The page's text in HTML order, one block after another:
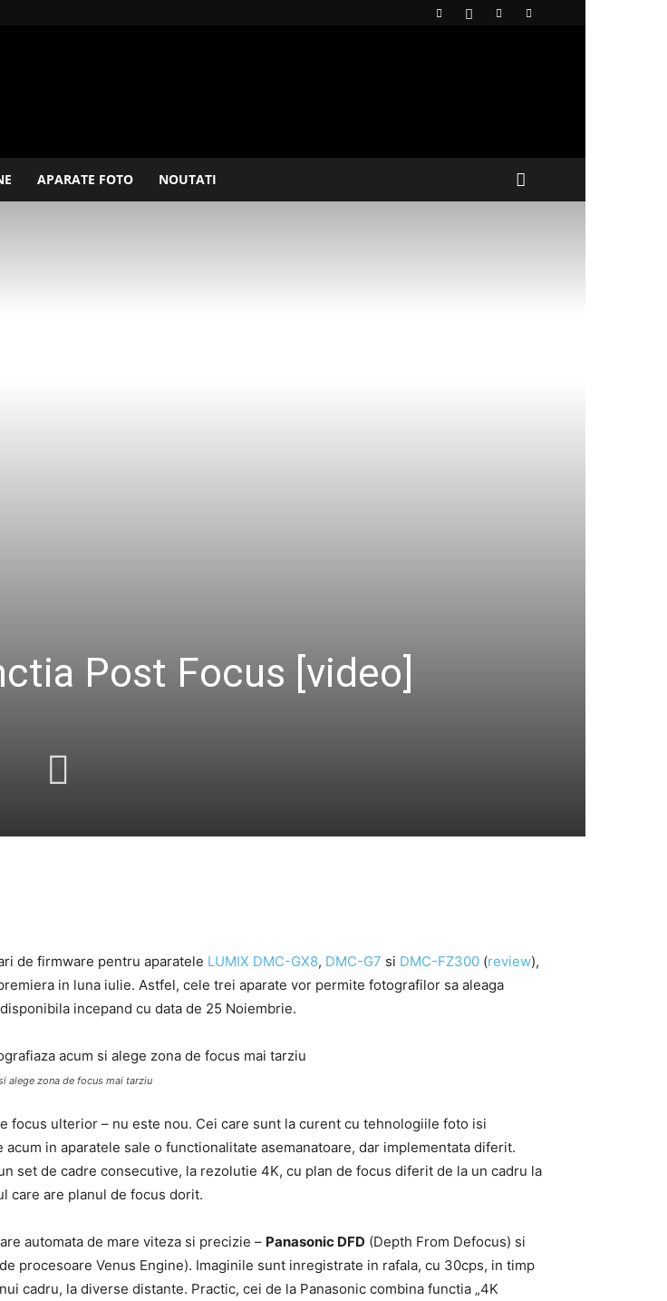
APARATE FOTO NOUTATI
Post Focus [video]
de firmware pentru aparatele LUMIX DMC-GX8, DMC-G7 si DMC-FZ300 (review),
in luna iulie. Astfel, cele trei aparate vor permite fotografilor sa aleaga
incepand cu data de 25 Noiembrie.
alege zona de focus mai tarziu
focus ulterior – nu este nou. Cei care sunt la curent cu tehnologiile foto isi
acum in aparatele sale o functionalitate asemanatoare, dar implementata diferit.
set de cadre consecutive, la rezolutie 4K, cu plan de focus diferit de la un cadru la
care are planul de focus dorit.
automata de mare viteza si precizie – Panasonic DFD (Depth From Defocus) si
procesoare Venus Engine). Imaginile sunt inregistrate in rafala, cu 30cps, in timp
cadru, la diverse distante. Practic, cei de la Panasonic combina functia „4K